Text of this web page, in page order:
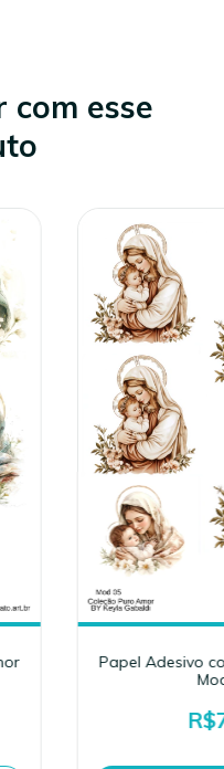
com esse
Papel Adesivo